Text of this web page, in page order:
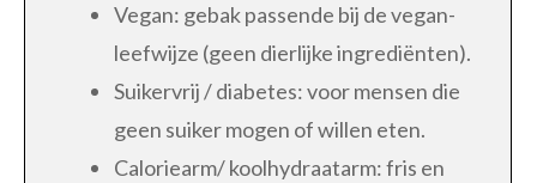
Vegan: gebak passende bij de vegan-
leefwijze (geen dierlijke ingrediënten).
Suikervrij / diabetes: voor mensen die
geen suiker mogen of willen eten.
Caloriearm/ koolhydraatarm: fris en